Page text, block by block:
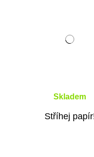
Skladem
Stříhej